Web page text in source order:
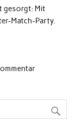
gesorgt: Mit
Match-Party.